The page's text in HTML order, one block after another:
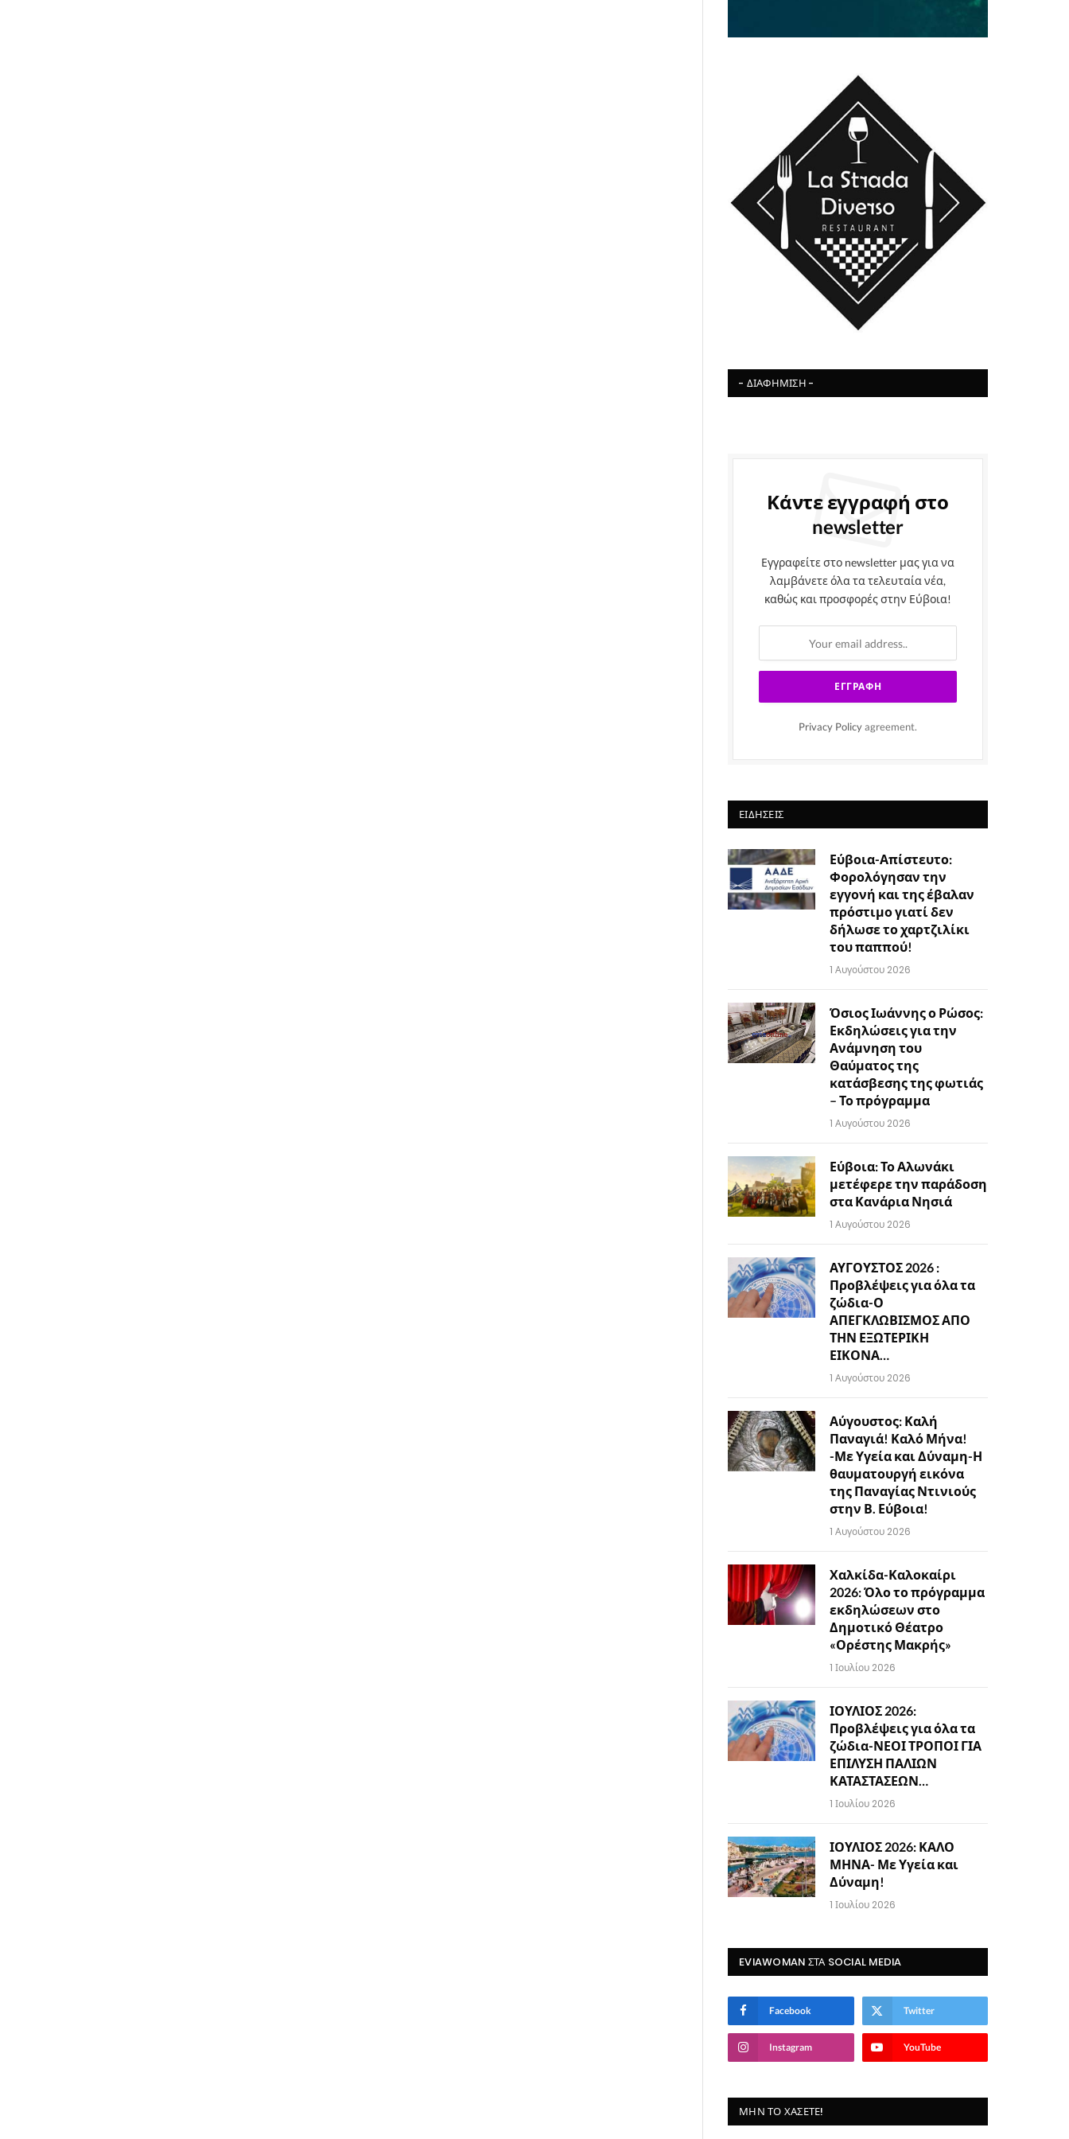
- ΔΙΑΦΉΜΙΣΗ -
Κάντε εγγραφή στο
newsletter
Εγγραφείτε στο newsletter μας για να
λαμβάνετε όλα τα τελευταία νέα,
καθώς και προσφορές στην Εύβοια!
Privacy Policy agreement.
ΕΙΔΉΣΕΙΣ
Εύβοια-Απίστευτο:
Φορολόγησαν την
εγγονή και της έβαλαν
πρόστιμο γιατί δεν
δήλωσε το χαρτζιλίκι
του παππού!
1 Αυγούστου 2026
Όσιος Ιωάννης ο Ρώσος:
Εκδηλώσεις για την
Ανάμνηση του
Θαύματος της
κατάσβεσης της φωτιάς
– Το πρόγραμμα
1 Αυγούστου 2026
Εύβοια: Το Αλωνάκι
μετέφερε την παράδοση
στα Κανάρια Νησιά
1 Αυγούστου 2026
ΑΥΓΟΥΣΤΟΣ 2026 :
Προβλέψεις για όλα τα
ζώδια-Ο
ΑΠΕΓΚΛΩΒΙΣΜΟΣ ΑΠΟ
ΤΗΝ ΕΞΩΤΕΡΙΚΗ
ΕΙΚΟΝΑ…
1 Αυγούστου 2026
Αύγουστος: Καλή
Παναγιά! Καλό Μήνα!
-Με Υγεία και Δύναμη-Η
θαυματουργή εικόνα
της Παναγίας Ντινιούς
στην Β. Εύβοια!
1 Αυγούστου 2026
Χαλκίδα-Καλοκαίρι
2026: Όλο το πρόγραμμα
εκδηλώσεων στο
Δημοτικό Θέατρο
«Ορέστης Μακρής»
1 Ιουλίου 2026
ΙΟΥΛΙΟΣ 2026:
Προβλέψεις για όλα τα
ζώδια-ΝΕΟΙ ΤΡΟΠΟΙ ΓΙΑ
ΕΠΙΛΥΣΗ ΠΑΛΙΩΝ
ΚΑΤΑΣΤΑΣΕΩΝ…
1 Ιουλίου 2026
ΙΟΥΛΙΟΣ 2026: ΚΑΛΟ
ΜΗΝΑ- Με Υγεία και
Δύναμη!
1 Ιουλίου 2026
EVIAWOMAN ΣΤΑ SOCIAL MEDIA
Facebook Twitter
Instagram YouTube
ΜΗΝ ΤΟ ΧΆΣΕΤΕ!